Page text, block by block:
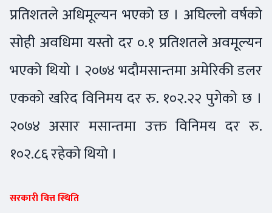
प्रतिशतले अधिमूल्यन भएको छ । अघिल्लो वर्षको
सोही अवधिमा यस्तो दर ०.१ प्रतिशतले अवमूल्यन
भएको थियो । २०७४ भदौमसान्तमा अमेरिकी डलर
एकको खरिद विनिमय दर रु. १०२.२२ पुगेको छ ।
२०७४ असार मसान्तमा उक्त विनिमय दर रु.
१०२.८६ रहेको थियो ।
सरकारी वित्त स्थिति